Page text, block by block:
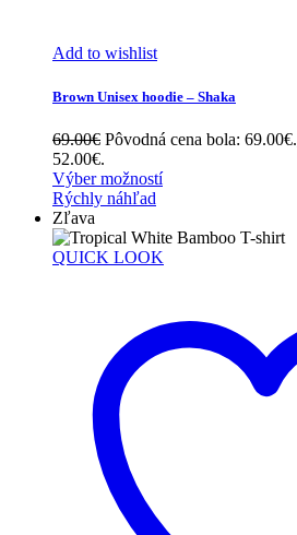
Add to wishlist
Brown Unisex hoodie – Shaka
69.00€ Pôvodná cena bola: 69.00€.
52.00€.
Výber možností
Rýchly náhľad
Zľava
QUICK LOOK